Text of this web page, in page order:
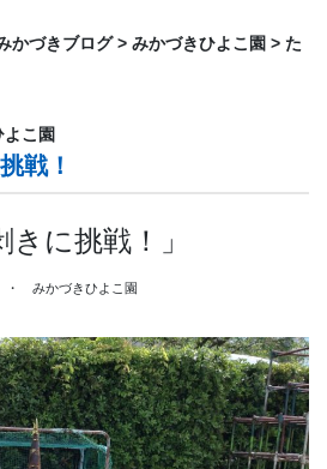
かづきブログ> みかづきひよこ園 > た
よこ園
戦！
きに挑戦！」
みかづきひよこ園